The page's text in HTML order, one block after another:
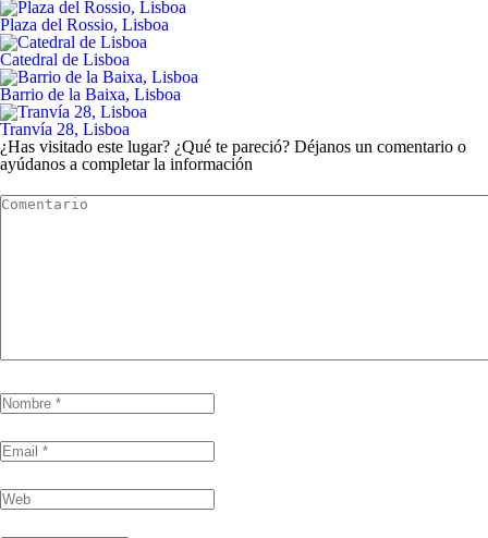
Plaza del Rossio, Lisboa
Catedral de Lisboa
Barrio de la Baixa, Lisboa
Tranvía 28, Lisboa
¿Has visitado este lugar? ¿Qué te pareció? Déjanos un comentario o
ayúdanos a completar la información